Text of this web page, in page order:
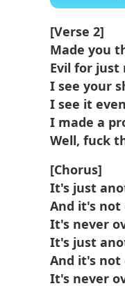
[Verse 2]
Made you
Evil for just
I see your
I see it
I made a
Well, fuck
[Chorus]
It's just
And it's
It's never
It's just
And it's
It's never